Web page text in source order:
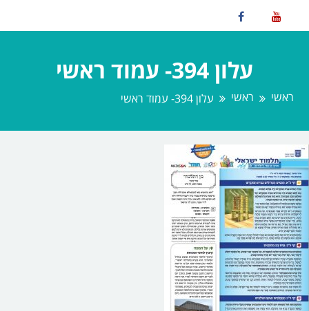
עלון 394- עמוד ראשי
ראשי ראשי עלון 394- עמוד ראשי